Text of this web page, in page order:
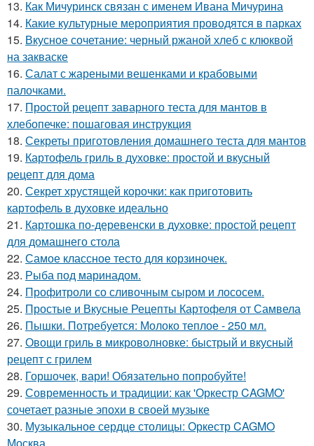
13. Как Мичуринск связан с именем Ивана Мичурина
14. Какие культурные мероприятия проводятся в парках
15. Вкусное сочетание: черный ржаной хлеб с клюквой
на закваске
16. Салат с жареными вешенками и крабовыми
палочками.
17. Простой рецепт заварного теста для мантов в
хлебопечке: пошаговая инструкция
18. Секреты приготовления домашнего теста для мантов
19. Картофель гриль в духовке: простой и вкусный
рецепт для дома
20. Секрет хрустящей корочки: как приготовить
картофель в духовке идеально
21. Картошка по-деревенски в духовке: простой рецепт
для домашнего стола
22. Самое классное тесто для корзиночек.
23. Рыба под маринадом.
24. Профитроли со сливочным сыром и лососем.
25. Простые и Вкусные Рецепты Картофеля от Самвела
26. Пышки. Потребуется: Молоко теплое - 250 мл.
27. Овощи гриль в микроволновке: быстрый и вкусный
рецепт с грилем
28. Горшочек, вари! Обязательно попробуйте!
29. Современность и традиции: как 'Оркестр CAGMO'
сочетает разные эпохи в своей музыке
30. Музыкальное сердце столицы: Оркестр CAGMO
Москва